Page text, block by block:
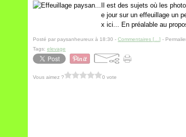
Il est des sujets où les
e jour sur un effeuillage un
x ici... En préalable au
Posté par paysanheureux à 18:30 - Commentaires [ ] -
Tags: elevage
Vous aimez ? 0 vote